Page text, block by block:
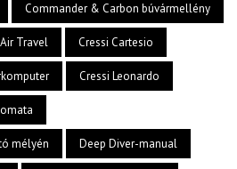
Commander & Carbon búvármellény
Travel Cressi Cartesio
Cressi Leonardo
mélyén Deep Diver-manual